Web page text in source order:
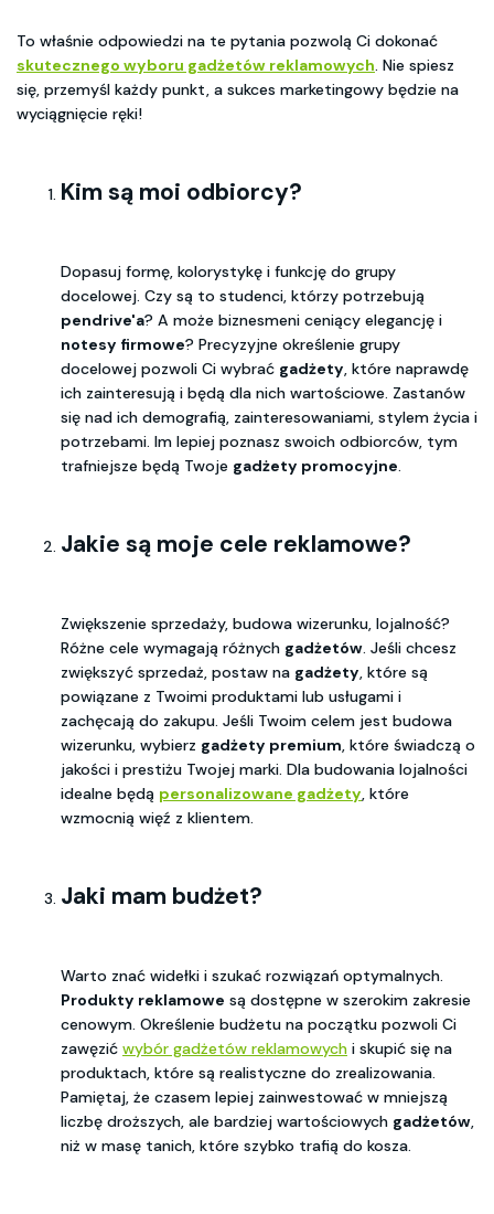
To właśnie odpowiedzi na te pytania pozwolą Ci dokonać
skutecznego wyboru gadżetów reklamowych. Nie spiesz
się, przemyśl każdy punkt, a sukces marketingowy będzie na
wyciągnięcie ręki!
Kim są moi odbiorcy?
Dopasuj formę, kolorystykę i funkcję do grupy
docelowej. Czy są to studenci, którzy potrzebują
pendrive'a? A może biznesmeni ceniący elegancję i
notesy firmowe? Precyzyjne określenie grupy
docelowej pozwoli Ci wybrać gadżety, które naprawdę
ich zainteresują i będą dla nich wartościowe. Zastanów
się nad ich demografią, zainteresowaniami, stylem życia i
potrzebami. Im lepiej poznasz swoich odbiorców, tym
trafniejsze będą Twoje gadżety promocyjne.
Jakie są moje cele reklamowe?
Zwiększenie sprzedaży, budowa wizerunku, lojalność?
Różne cele wymagają różnych gadżetów. Jeśli chcesz
zwiększyć sprzedaż, postaw na gadżety, które są
powiązane z Twoimi produktami lub usługami i
zachęcają do zakupu. Jeśli Twoim celem jest budowa
wizerunku, wybierz gadżety premium, które świadczą o
jakości i prestiżu Twojej marki. Dla budowania lojalności
idealne będą personalizowane gadżety, które
wzmocnią więź z klientem.
Jaki mam budżet?
Warto znać widełki i szukać rozwiązań optymalnych.
Produkty reklamowe są dostępne w szerokim zakresie
cenowym. Określenie budżetu na początku pozwoli Ci
zawęzić wybór gadżetów reklamowych i skupić się na
produktach, które są realistyczne do zrealizowania.
Pamiętaj, że czasem lepiej zainwestować w mniejszą
liczbę droższych, ale bardziej wartościowych gadżetów,
niż w masę tanich, które szybko trafią do kosza.